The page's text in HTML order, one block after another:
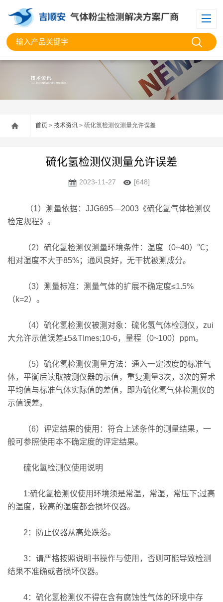
首页 > 技术资讯 > 硫化氢检测仪测量允许误差
硫化氢检测仪测量允许误差
2023-11-27 [648]
（1）测量依据：JJG695—2003《硫化氢气体检测仪
检定规程》。
（2）硫化氢检测仪测量环境条件：温度（0~40）℃；
相对湿度不大于85%；通风良好，无干扰被测成分。
（3）测量标准：测量气体的扩展不确定度≤1.5%
（k=2）。
（4）硫化氢检测仪被测对象：硫化氢气体检测仪，zui
大允许示值误差±5&TImes;10-6，量程（0~100）ppm。
（5）硫化氢检测仪测量方法：通入一定浓度的标准气
体，平衡后读取被测仪器的示值，重复测量3次，3次的算术
平均值与标准气体实际值的差值，即为硫化氢气体检测仪的
示值误差。
（6）评定结果的使用：符合上述条件的测量结果，一
般可参照使用本不确定度的评定结果。
硫化氢检测仪使用说明
1:硫化氢检测仪使用环境须是常温，常湿，常压下;过高
的温度，较高的湿度都会损坏仪器。
2：防止仪器从高处跌落。
3：请严格按照说明书操作与使用，否则可能导致检测
结果不准确或者损坏仪器。
4：硫化氢检测仪不得在含有腐蚀性气体的环境中存